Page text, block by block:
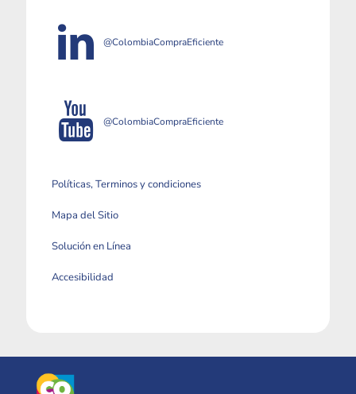
@ColombiaCompraEficiente
@ColombiaCompraEficiente
Políticas, Terminos y condiciones
Mapa del Sitio
Solución en Línea
Accesibilidad